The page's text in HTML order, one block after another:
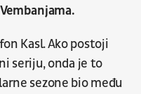
Kasl. Ako postoji
seriju, onda je to
sezone bio među